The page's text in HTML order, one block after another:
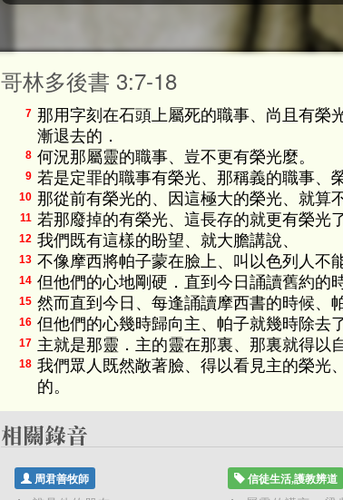
哥林多後書 3:7-18
7 那用字刻在石頭上屬死的職事、尚且有榮
漸退去的．
8 何況那屬靈的職事、豈不更有榮光麼。
9 若是定罪的職事有榮光、那稱義的職事、
10 那從前有榮光的、因這極大的榮光、就算
11 若那廢掉的有榮光、這長存的就更有榮光了
12 我們既有這樣的盼望、就大膽講說、
13 不像摩西將帕子蒙在臉上、叫以色列人不
14 但他們的心地剛硬．直到今日誦讀舊約的
15 然而直到今日、每逢誦讀摩西書的時候、
16 但他們的心幾時歸向主、帕子就幾時除去了
17 主就是那靈．主的靈在那裏、那裏就得以自
18 我們眾人既然敞著臉、得以看見主的榮光
的。
周君善牧師 信徒生活,護教辨道